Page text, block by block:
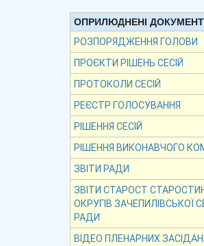
ОПРИЛЮДНЕНІ
РОЗПОРЯДЖЕННЯ ГОЛОВИ
ПРОЄКТИ РІШЕНЬ СЕСІЙ
ПРОТОКОЛИ СЕСІЙ
РЕЄСТР ГОЛОСУВАННЯ
РІШЕННЯ СЕСІЙ
РІШЕННЯ ВИКОНАВЧОГО
ЗВІТИ РАДИ
ЗВІТИ СТАРОСТ
ОКРУГІВ ЗАЧЕПИЛІВСЬКОЇ
РАДИ
ВІДЕО ПЛЕНАРНИХ